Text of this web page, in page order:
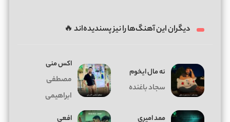
دیگران این آهنگ‌ها را نیز پسندیده‌اند 🔥
ﻧﻪ ﻣﺎل اﻳﺨﻮم
سجاد باغنده
اکس منی
مصطفی
ابراهیمی
ممد امیری افعی